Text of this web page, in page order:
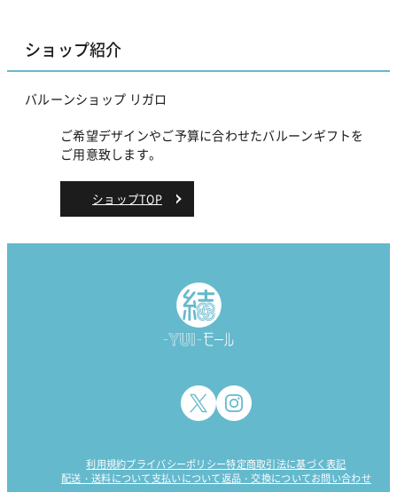
ショップ紹介
バルーンショップ リガロ
ご希望デザインやご予算に合わせたバルーンギフトを
ご用意致します。
ショップTOP
利用規約プライバシーポリシー特定商取引法に基づく表記
配送・送料について支払いについて返品・交換についてお問い合わせ